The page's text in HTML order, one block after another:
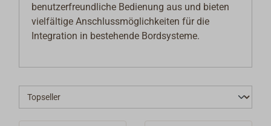
benutzerfreundliche Bedienung aus und bieten
vielfältige Anschlussmöglichkeiten für die
Integration in bestehende Bordsysteme.